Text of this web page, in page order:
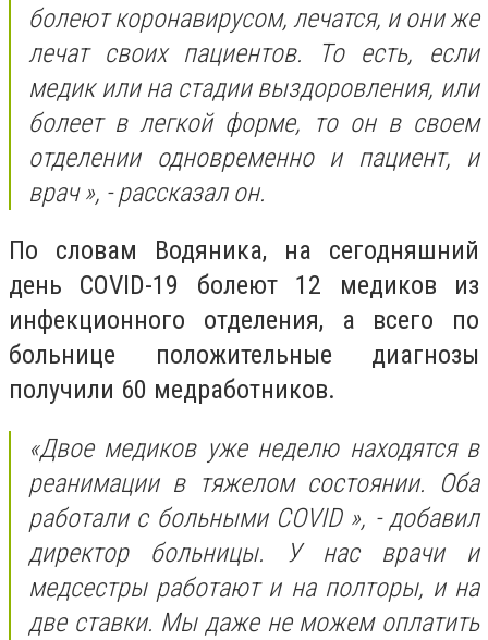
болеют коронавирусом, лечатся, и они же
лечат своих пациентов. То есть, если
медик или на стадии выздоровления, или
болеет в легкой форме, то он в своем
отделении одновременно и пациент, и
врач », - рассказал он.
По словам Водяника, на сегодняшний
день COVID-19 болеют 12 медиков из
инфекционного отделения, а всего по
больнице положительные диагнозы
получили 60 медработников.
«Двое медиков уже неделю находятся в
реанимации в тяжелом состоянии. Оба
работали с больными COVID », - добавил
директор больницы. У нас врачи и
медсестры работают и на полторы, и на
две ставки. Мы даже не можем оплатить